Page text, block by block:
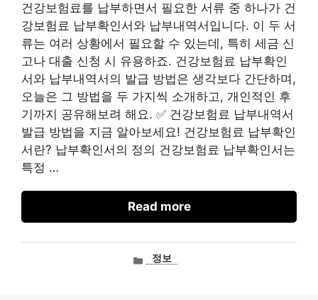
건강보험료를 납부하면서 필요한 서류 중 하나가 건
강보험료 납부확인서와 납부내역서입니다. 이 두 서
류는 여러 상황에서 필요할 수 있는데, 특히 세금 신
고나 대출 신청 시 유용하죠. 건강보험료 납부확인
서와 납부내역서의 발급 방법은 생각보다 간단하며,
오늘은 그 방법을 두 가지씩 소개하고, 개인적인 후
기까지 공유해보려 해요. ✅ 건강보험료 납부내역서
발급 방법을 지금 알아보세요! 건강보험료 납부확인
서란? 납부확인서의 정의 건강보험료 납부확인서는
특정 …
Read more
카정보